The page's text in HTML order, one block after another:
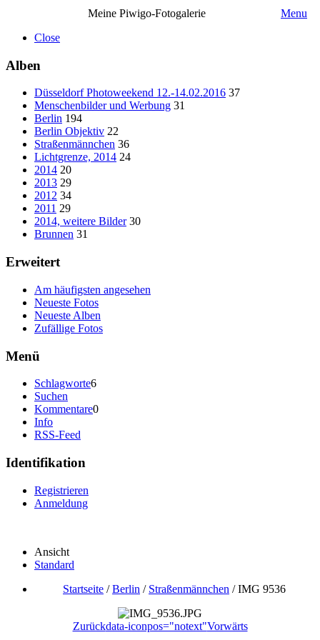
Meine Piwigo-Fotogalerie
Menu
Close
Alben
Düsseldorf Photoweekend 12.-14.02.2016 37
Menschenbilder und Werbung 31
Berlin 194
Berlin Objektiv 22
Straßenmännchen 36
Lichtgrenze, 2014 24
2014 20
2013 29
2012 34
2011 29
2014, weitere Bilder 30
Brunnen 31
Erweitert
Am häufigsten angesehen
Neueste Fotos
Neueste Alben
Zufällige Fotos
Menü
Schlagworte6
Suchen
Kommentare0
Info
RSS-Feed
Identifikation
Registrieren
Anmeldung
Ansicht
Standard
Startseite /Berlin / Straßenmännchen /IMG 9536
Zurückdata-iconpos="notext"Vorwärts